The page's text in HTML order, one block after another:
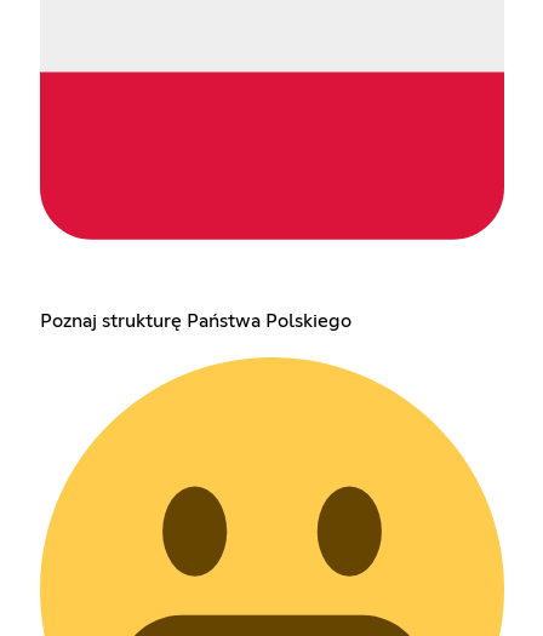
Poznaj strukturę Państwa Polskiego